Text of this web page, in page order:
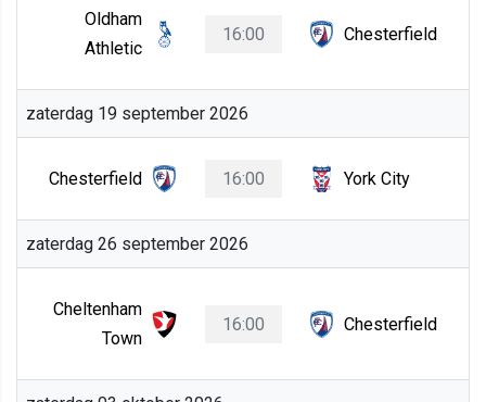
Oldham
Athletic
16:00 Chesterfield
zaterdag 19 september 2026
Chesterfield 16:00 York City
zaterdag 26 september 2026
Cheltenham
Town
16:00 Chesterfield